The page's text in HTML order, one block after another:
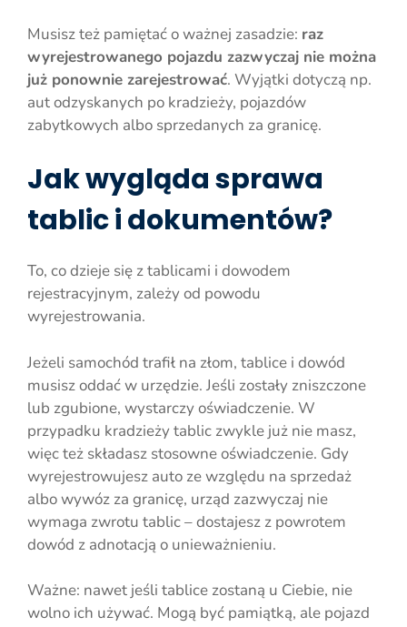
Musisz też pamiętać o ważnej zasadzie: raz
wyrejestrowanego pojazdu zazwyczaj nie można
już ponownie zarejestrować. Wyjątki dotyczą np.
aut odzyskanych po kradzieży, pojazdów
zabytkowych albo sprzedanych za granicę.
Jak wygląda sprawa
tablic i dokumentów?
To, co dzieje się z tablicami i dowodem
rejestracyjnym, zależy od powodu
wyrejestrowania.
Jeżeli samochód trafił na złom, tablice i dowód
musisz oddać w urzędzie. Jeśli zostały zniszczone
lub zgubione, wystarczy oświadczenie. W
przypadku kradzieży tablic zwykle już nie masz,
więc też składasz stosowne oświadczenie. Gdy
wyrejestrowujesz auto ze względu na sprzedaż
albo wywóz za granicę, urząd zazwyczaj nie
wymaga zwrotu tablic – dostajesz z powrotem
dowód z adnotacją o unieważnieniu.
Ważne: nawet jeśli tablice zostaną u Ciebie, nie
wolno ich używać. Mogą być pamiątką, ale pojazd